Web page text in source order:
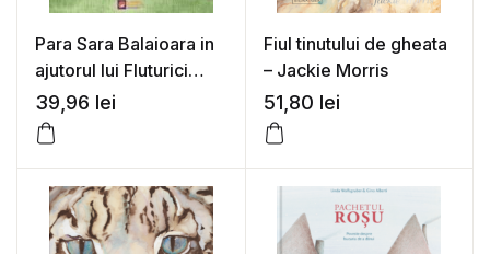
Para Sara Balaioara in
ajutorul lui Fluturici
(editia 2) – Luiza
Chiazna
39,96 lei
Fiul tinutului de gheata
– Jackie Morris
51,80 lei